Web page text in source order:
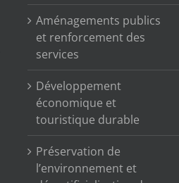
Aménagements publics
et renforcement des
services
Développement
économique et
touristique durable
Préservation de
l’environnement et